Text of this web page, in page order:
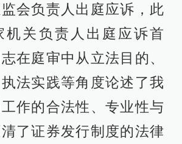
会负责人出庭应诉，此
机关负责人出庭应诉首
在庭审中从立法目的、
法实践等角度论述了我
作的合法性、专业性与
了证券发行制度的法律